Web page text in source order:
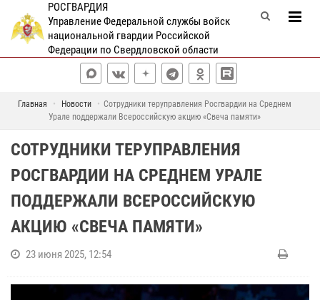
РОСГВАРДИЯ
Управление Федеральной службы войск
национальной гвардии Российской
Федерации по Свердловской области
Главная Новости
Сотрудники теруправления Росгвардии на Среднем
Урале поддержали Всероссийскую акцию «Свеча памяти»
СОТРУДНИКИ ТЕРУПРАВЛЕНИЯ
РОСГВАРДИИ НА СРЕДНЕМ УРАЛЕ
ПОДДЕРЖАЛИ ВСЕРОССИЙСКУЮ
АКЦИЮ «СВЕЧА ПАМЯТИ»
23 июня 2025, 12:54